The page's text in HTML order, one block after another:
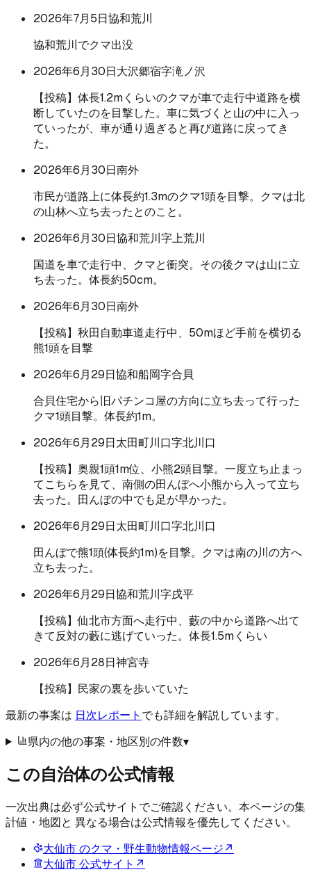
2026年7月5日協和荒川
協和荒川でクマ出没
2026年6月30日大沢郷宿字滝ノ沢
【投稿】体長1.2mくらいのクマが車で走行中道路を横
断していたのを目撃した。車に気づくと山の中に入っ
ていったが、車が通り過ぎると再び道路に戻ってき
た。
2026年6月30日南外
市民が道路上に体長約1.3mのクマ1頭を目撃。クマは北
の山林へ立ち去ったとのこと。
2026年6月30日協和荒川字上荒川
国道を車で走行中、クマと衝突。その後クマは山に立
ち去った。体長約50cm。
2026年6月30日南外
【投稿】秋田自動車道走行中、50mほど手前を横切る
熊1頭を目撃
2026年6月29日協和船岡字合貝
合貝住宅から旧パチンコ屋の方向に立ち去って行った
クマ1頭目撃。体長約1m。
2026年6月29日太田町川口字北川口
【投稿】奥親1頭1m位、小熊2頭目撃。一度立ち止まっ
てこちらを見て、南側の田んぼへ小熊から入って立ち
去った。田んぼの中でも足が早かった。
2026年6月29日太田町川口字北川口
田んぼで熊1頭(体長約1m)を目撃。クマは南の川の方へ
立ち去った。
2026年6月29日協和荒川字戌平
【投稿】仙北市方面へ走行中、藪の中から道路へ出て
きて反対の藪に逃げていった。体長1.5mくらい
2026年6月28日神宮寺
【投稿】民家の裏を歩いていた
最新の事案は 日次レポート でも詳細を解説しています。
県内の他の事案・地区別の件数▾
この自治体の公式情報
一次出典は必ず公式サイトでご確認ください。本ページの集
計値・地図と 異なる場合は公式情報を優先してください。
大仙市のクマ・野生動物情報ページ↗
大仙市公式サイト ↗